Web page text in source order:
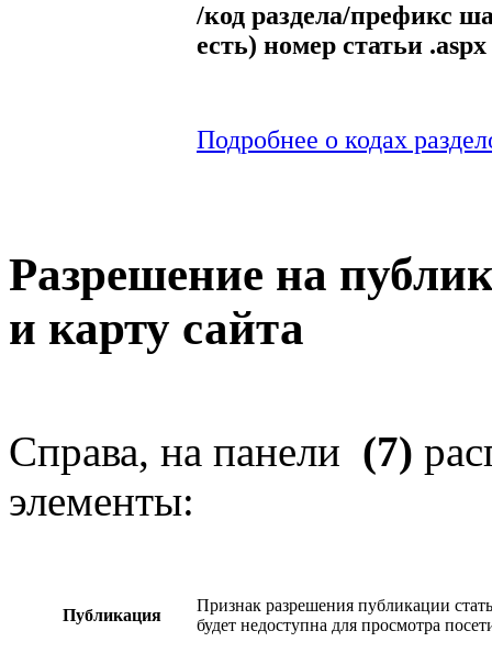
/код раздела/префикс
есть) номер статьи .aspx
Подробнее о кодах
Разрешение на
и карту сайта
Справа, на панели (7)
элементы:
Публикация
Признак разрешения публикации
будет недоступна для просмотра